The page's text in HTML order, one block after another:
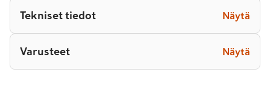
Tekniset tiedot Näytä
Varusteet Näytä